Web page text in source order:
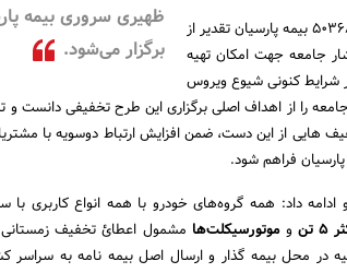
ظهیری سروری بیمه
برگزار می‌شود.
مدیر نمایندگی رسمی کد 503683 بیمه پارسیان تقدیر از
جامعه جهت امکان تهیه
شرایط کنونی شیوع ویروس
را از اهداف اصلی برگزاری این طرح تخفیفی دانست و
هایی از این دست، ضمن افزایش ارتباط دوسویه با
فراهم شود.
داد: همه گروه‌های خودرو با همه انواع کاربری
وموتورسیکلت‌ها مشمول اعطائ تخفیف زمستانی
در محل بیمه گذار و ارسال اصل بیمه نامه به سراسر